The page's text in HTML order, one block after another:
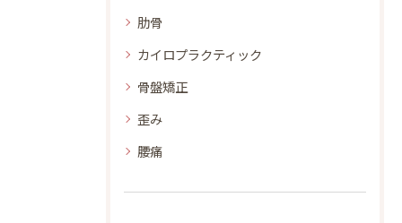
肋骨
カイロプラクティック
骨盤矯正
歪み
腰痛